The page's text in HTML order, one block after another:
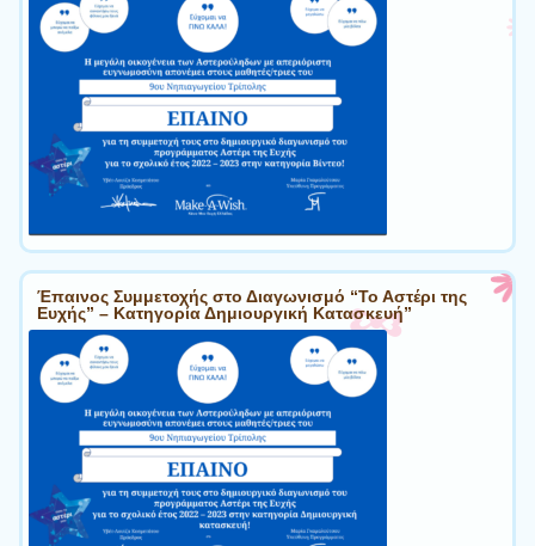
Έπαινος Συμμετοχής στο Διαγωνισμό “Το Αστέρι της
Ευχής” – Κατηγορία Δημιουργική Κατασκευή”